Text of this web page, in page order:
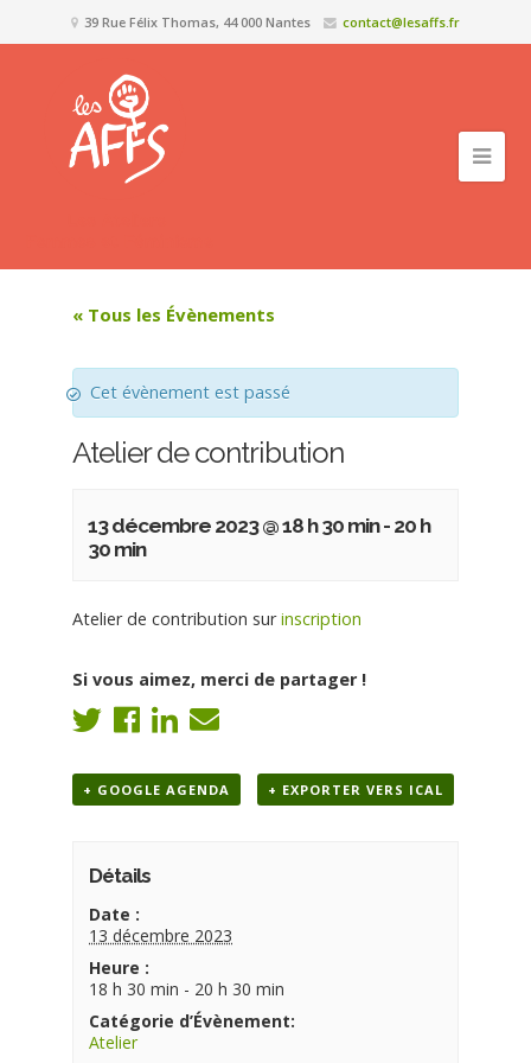
39 Rue Félix Thomas, 44 000 Nantes contact@lesaffs.fr
« Tous les Évènements
Cet évènement est passé
Atelier de contribution
13 décembre 2023 @ 18 h 30 min- 20 h
30 min
Atelier de contribution surinscription
Si vous aimez, merci de partager !
+ GOOGLE AGENDA + EXPORTER VERS ICAL
Détails
Date :
13 décembre 2023
Heure :
18 h 30 min - 20 h 30 min
Catégorie d’Évènement:
Atelier